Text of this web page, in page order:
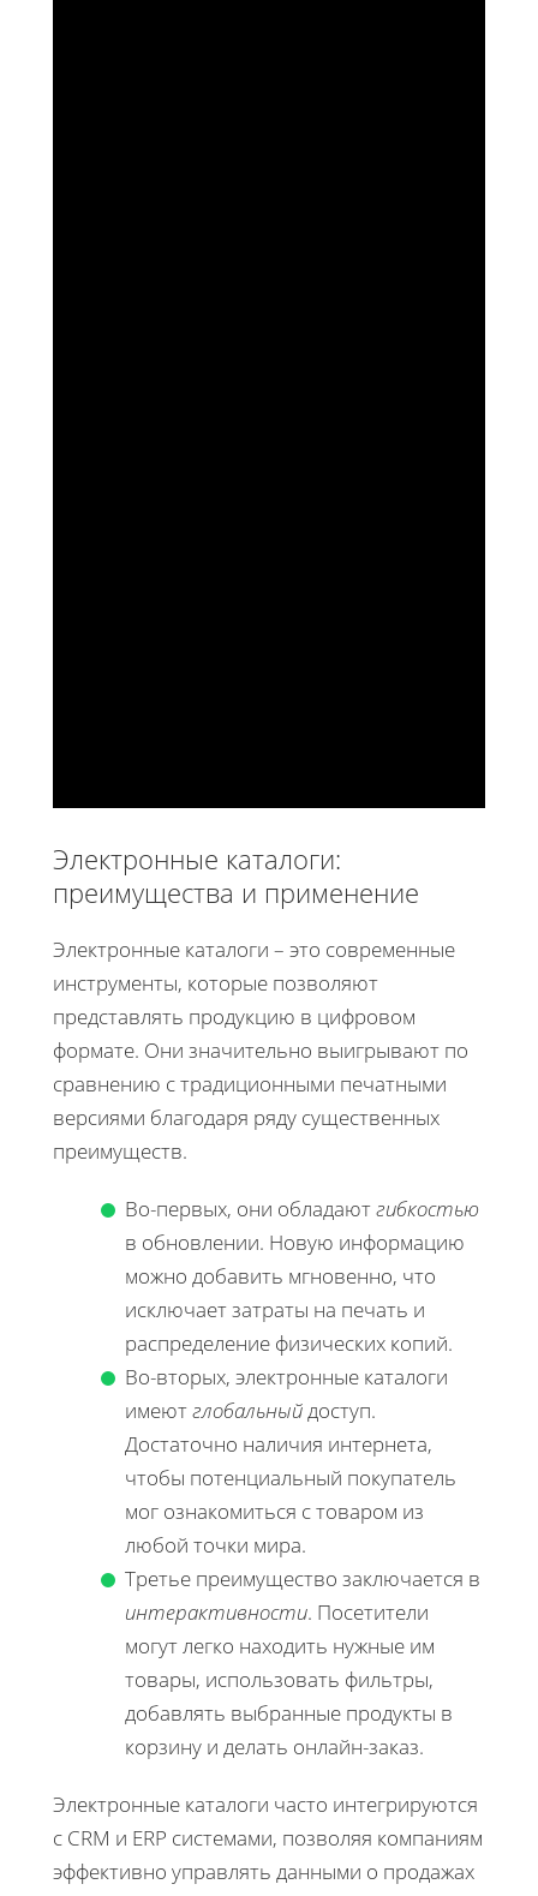
Электронные каталоги:
преимущества и применение
Электронные каталоги – это современные
инструменты, которые позволяют
представлять продукцию в цифровом
формате. Они значительно выигрывают по
сравнению с традиционными печатными
версиями благодаря ряду существенных
преимуществ.
Во-первых, они обладаютгибкостью
в обновлении. Новую информацию
можно добавить мгновенно, что
исключает затраты на печать и
распределение физических копий.
Во-вторых, электронные каталоги
имеютглобальныйдоступ.
Достаточно наличия интернета,
чтобы потенциальный покупатель
мог ознакомиться с товаром из
любой точки мира.
Третье преимущество заключается в
интерактивности. Посетители
могут легко находить нужные им
товары, использовать фильтры,
добавлять выбранные продукты в
корзину и делать онлайн-заказ.
Электронные каталоги часто интегрируются
с CRM и ERP системами, позволяя компаниям
эффективно управлять данными о продажах